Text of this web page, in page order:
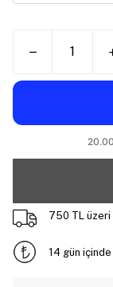
750 TL
14 gün